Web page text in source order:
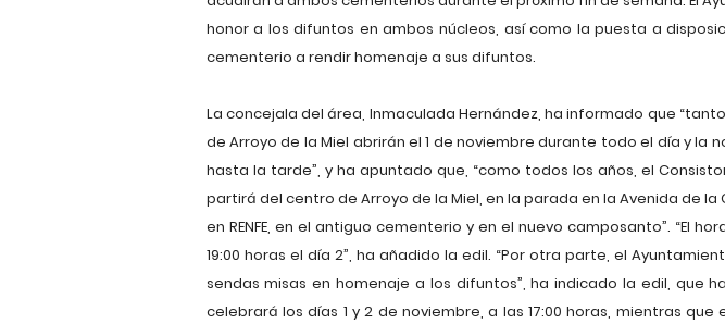
honor a los difuntos en ambos núcleos, así como la puesta a
cementerio a rendir homenaje a sus difuntos.
La concejala del área, Inmaculada Hernández, ha informado que
de Arroyo de la Miel abrirán el 1 de noviembre durante todo el día y
hasta la tarde”, y ha apuntado que, “como todos los años, el
partirá del centro de Arroyo de la Miel, en la parada en la Avenida de
en RENFE, en el antiguo cementerio y en el nuevo camposanto”. “El
19:00 horas el día 2”, ha añadido la edil. “Por otra parte, el
sendas misas en homenaje a los difuntos”, ha indicado la edil, que
celebrará los días 1 y 2 de noviembre, a las 17:00 horas, mientras